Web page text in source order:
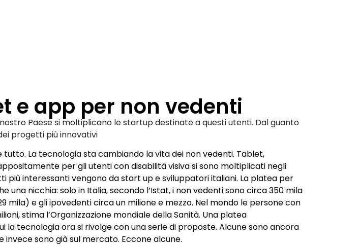
e app per non vedenti
Paese si moltiplicano le startup destinate a questi utenti. Dal guanto
progetti più innovativi
tutto. La tecnologia sta cambiando la vita dei non vedenti. Tablet,
per gli utenti con disabilità visiva si sono moltiplicati negli
più interessanti vengono da start up e sviluppatori italiani. La platea per
una nicchia: solo in Italia,secondo l’Istat, i non vedentisono circa 350 mila
mila) e gli ipovedenti circa un milione e mezzo. Nel mondo le persone con
, stima l’Organizzazione mondiale della Sanità. Una platea
la tecnologia ora si rivolge con una serie di proposte. Alcune sono ancora
sono già sul mercato. Eccone alcune.